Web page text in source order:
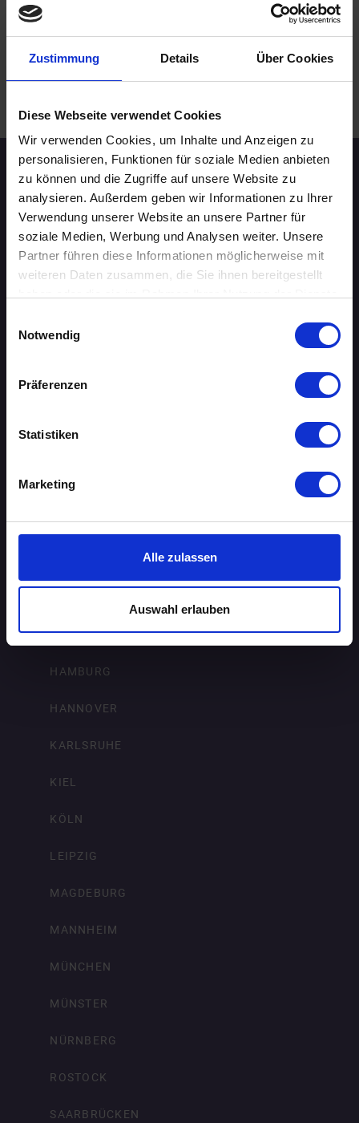
Zustimmung Details Über Cookies
Diese Webseite verwendet Cookies
Wir verwenden Cookies, um Inhalte und Anzeigen zu
personalisieren, Funktionen für soziale Medien anbieten
zu können und die Zugriffe auf unsere Website zu
analysieren. Außerdem geben wir Informationen zu Ihrer
Verwendung unserer Website an unsere Partner für
soziale Medien, Werbung und Analysen weiter. Unsere
Partner führen diese Informationen möglicherweise mit
weiteren Daten zusammen, die Sie ihnen bereitgestellt
Notwendig
Präferenzen
Statistiken
Marketing
Alle zulassen
Auswahl erlauben
Speed-Dating Events
ÜBERSICHT
AUGSBURG
BERLIN
DORTMUND
DRESDEN
FREIBURG IM BREISGAU
HAMBURG
HANNOVER
KARLSRUHE
KIEL
KÖLN
LEIPZIG
MAGDEBURG
MANNHEIM
MÜNCHEN
MÜNSTER
NÜRNBERG
ROSTOCK
SAARBRÜCKEN